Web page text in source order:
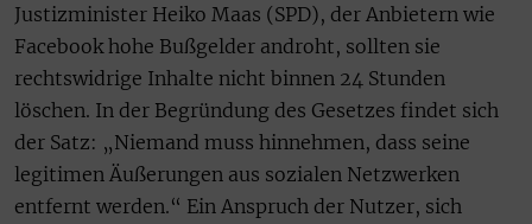
Justizminister Heiko Maas (SPD), der Anbietern wie
Facebook hohe Bußgelder androht, sollten sie
rechtswidrige Inhalte nicht binnen 24 Stunden
löschen. In der Begründung des Gesetzes findet sich
der Satz: „Niemand muss hinnehmen, dass seine
legitimen Äußerungen aus sozialen Netzwerken
entfernt werden.“ Ein Anspruch der Nutzer, sich